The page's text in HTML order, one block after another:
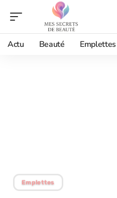
Actu Beauté Emplettes
Emplettes